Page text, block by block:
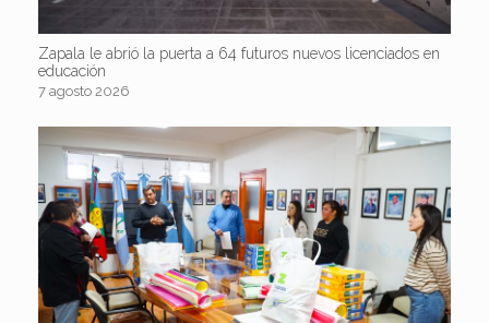
Zapala le abrió la puerta a 64 futuros nuevos licenciados en
educación
7 agosto 2026